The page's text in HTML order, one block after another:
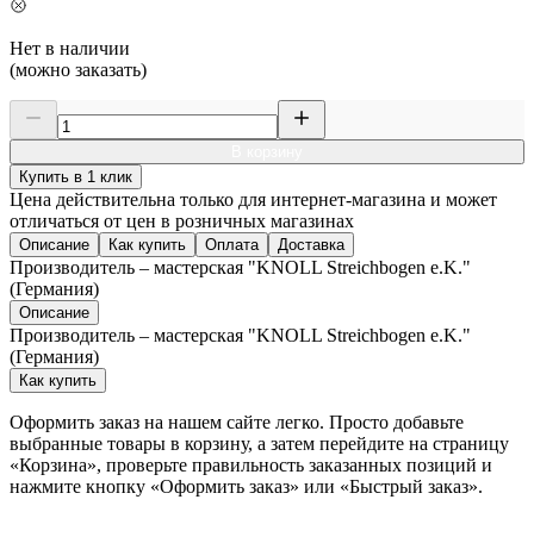
Нет в наличии
(можно заказать)
Купить в 1 клик
Цена действительна только для интернет-магазина и может
отличаться от цен в розничных магазинах
Описание Как купить Оплата Доставка
Производитель – мастерская "KNOLL Streichbogen e.K."
(Германия)
Описание
Производитель – мастерская "KNOLL Streichbogen e.K."
(Германия)
Как купить
Оформить заказ на нашем сайте легко. Просто добавьте
выбранные товары в корзину, а затем перейдите на страницу
«Корзина», проверьте правильность заказанных позиций и
нажмите кнопку «Оформить заказ» или «Быстрый заказ».